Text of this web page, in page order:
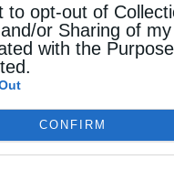
to opt-out of
or Sharing of
with the
CONFIRM